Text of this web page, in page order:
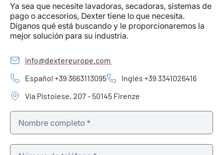
Ya sea que necesite lavadoras, secadoras, sistemas de
pago o accesorios, Dexter tiene lo que necesita.
Díganos qué está buscando y le proporcionaremos la
mejor solución para su industria.
info@dextereurope.com
Español +39 3663113095
Inglés +39 3341026416
Via Pistoiese, 207 - 50145 Firenze